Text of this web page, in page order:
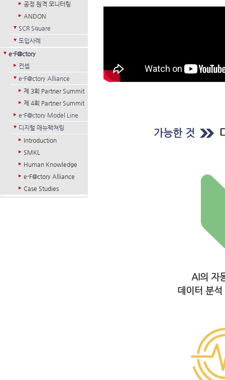
공정 원격 모니터링
ANDON
SCR Square
도입사례
e-F@ctory
컨셉
e-F@ctory Alliance
제 3회 Partner Summit
제 4회 Partner Summit
e-F@ctory Model Line
디지털 매뉴팩쳐링
Introduction
SMKL
Human Knowledge
e-F@ctory Alliance
Case Studies
가능한 것
AI의 자
데이터 분